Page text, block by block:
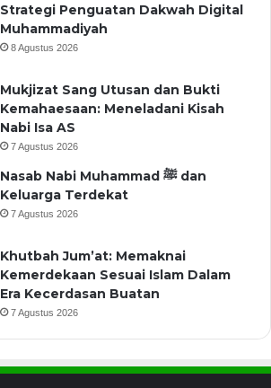
Strategi Penguatan Dakwah Digital
Muhammadiyah
8 Agustus 2026
Mukjizat Sang Utusan dan Bukti
Kemahaesaan: Meneladani Kisah
Nabi Isa AS
7 Agustus 2026
Nasab Nabi Muhammad ﷺ dan
Keluarga Terdekat
7 Agustus 2026
Khutbah Jum’at: Memaknai
Kemerdekaan Sesuai Islam Dalam
Era Kecerdasan Buatan
7 Agustus 2026